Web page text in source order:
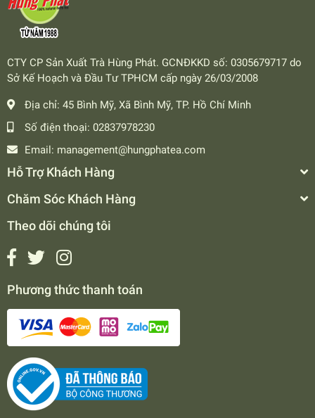
CTY CP Sản Xuất Trà Hùng Phát. GCNĐKKD số: 0305679717 do
Sở Kế Hoạch và Đầu Tư TPHCM cấp ngày 26/03/2008
Địa chỉ: 45 Bình Mỹ, Xã Bình Mỹ, TP. Hồ Chí Minh
Số điện thoại: 02837978230
Email: management@hungphatea.com
Hỗ Trợ Khách Hàng
Chăm Sóc Khách Hàng
Theo dõi chúng tôi
Phương thức thanh toán